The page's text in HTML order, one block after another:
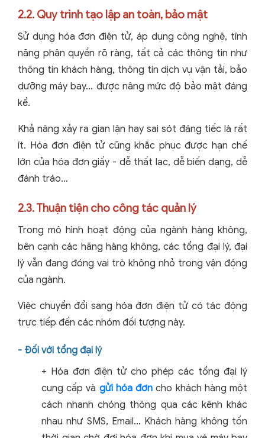
2.2. Quy trình tạo lập an toàn, bảo mật
Sử dụng hóa đơn điện tử, áp dụng công nghệ, tính
năng phân quyền rõ ràng, tất cả các thông tin như
thông tin khách hàng, thông tin dịch vụ vận tải, bảo
dưỡng máy bay… được nâng mức độ bảo mật đáng
kể.
Khả năng xảy ra gian lận hay sai sót đáng tiếc là rất
ít. Hóa đơn điện tử cũng khắc phục được hạn chế
lớn của hóa đơn giấy - dễ thất lạc, dễ biến dạng, dễ
đánh tráo…
2.3. Thuận tiện cho công tác quản lý
Trong mô hình hoạt động của ngành hàng không,
bên cạnh các hãng hàng không, các tổng đại lý, đại
lý vẫn đang đóng vai trò không nhỏ trong vận động
của ngành.
Việc chuyển đổi sang hóa đơn điện tử có tác động
trực tiếp đến các nhóm đối tượng này.
- Đối với tổng đại lý
+ Hóa đơn điện tử cho phép các tổng đại lý
cung cấp và gửi hóa đơn cho khách hàng một
cách nhanh chóng thông qua các kênh khác
nhau như SMS, Email… Khách hàng không tốn